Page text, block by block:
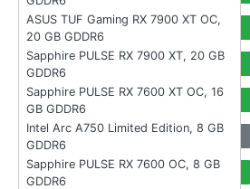
ASUS TUF Gaming RX 7900 XT OC,
20 GB GDDR6
Sapphire PULSE RX 7900 XT, 20 GB
GDDR6
Sapphire PULSE RX 7600 XT OC, 16
GB GDDR6
Intel Arc A750 Limited Edition, 8 GB
GDDR6
Sapphire PULSE RX 7600 OC, 8 GB
GDDR6